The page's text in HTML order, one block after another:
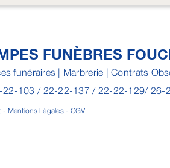
FUNÈBRES
funéraires | Marbrerie | Contrats
22-103 / 22-22-137 / 22-22-129/ 26-
- Mentions Légales - CGV